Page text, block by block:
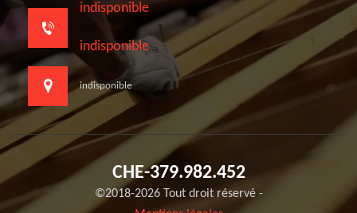
indisponible
indisponible
indisponible
CHE-379.982.452
©2018-2026 Tout droit réservé -